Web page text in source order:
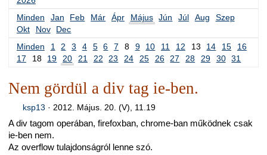
Minden
Jan Feb Már Ápr Május Jún Júl Aug
Szep
Okt
Nov
Dec
Minden
1 2 3 4 5 6 7 8 9 10 11 12 13 14 15
16
17
18 19 20 21 22 23 24 25 26 27 28 29 30 31
Nem gördül a div tag ie-ben.
ksp13 · 2012. Május. 20. (V), 11.19
A div tagom operában, firefoxban, chrome-ban működnek csak
ie-ben nem.
Az overflow tulajdonságról lenne szó.